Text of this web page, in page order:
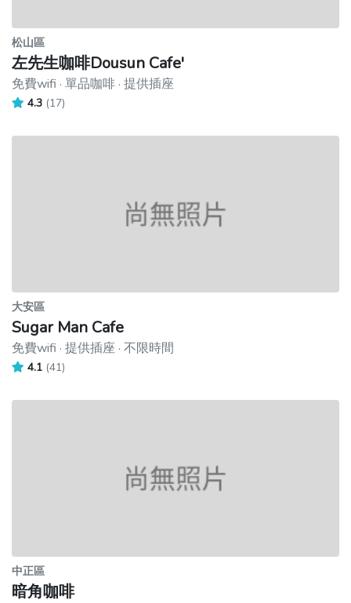
松山區
左先生咖啡Dousun Cafe'
免費wifi · 單品咖啡 · 提供插座
4.3 (17)
大安區
Sugar Man Cafe
免費wifi · 提供插座 · 不限時間
4.1 (41)
中正區
暗角咖啡